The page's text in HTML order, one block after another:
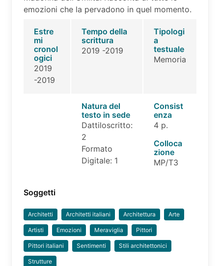
emozioni che la pervadono in quel momento.
Estre
mi
cronol
ogici
2019
-2019
Tempo della
scrittura
2019 -2019
Tipologi
a
testuale
Memoria
Natura del
testo in sede
Dattiloscritto:
2
Formato
Digitale: 1
Consist
enza
4 p.
Colloca
zione
MP/T3
Soggetti
Architetti Architetti italiani Architettura Arte
Artisti Emozioni Meraviglia Pittori
Pittori italiani Sentimenti Stili architettonici
Strutture